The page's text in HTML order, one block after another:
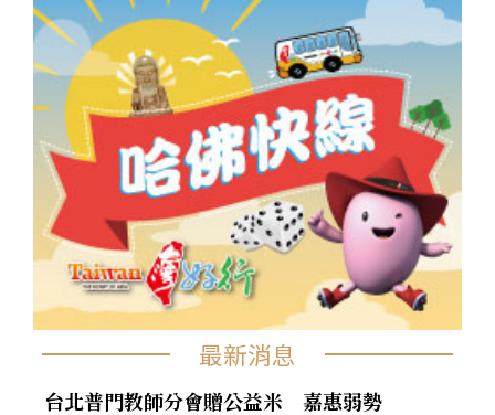
最新消息
台北普門教師分會贈公益米 嘉惠弱勢